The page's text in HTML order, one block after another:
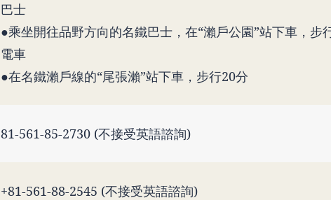
巴士
●乘坐開往品野方向的名鐵巴士，在“瀨戶公園”站下車，步
電車
●在名鐵瀨戶線的“尾張瀨”站下車，步行20分
81-561-85-2730 (不接受英語諮詢)
+81-561-88-2545 (不接受英語諮詢)